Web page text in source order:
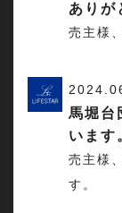
ありが
売主様
馬堀台
います
売主様
す。